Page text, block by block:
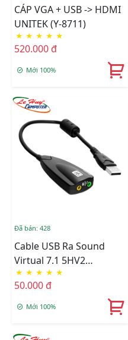
CÁP VGA + USB -> HDMI
UNITEK (Y-8711)
★ ★ ★ ★ ★
520.000 đ
Mới 100%
Đã bán: 428
Cable USB Ra Sound
Virtual 7.1 5HV2
Surround Sound Cho
Máy Tính
★ ★ ★ ★ ★
50.000 đ
Mới 100%